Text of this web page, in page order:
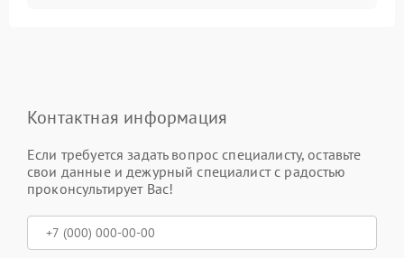
Контактная информация
Если требуется задать вопрос специалисту, оставьте
свои данные и дежурный специалист с радостью
проконсультирует Вас!